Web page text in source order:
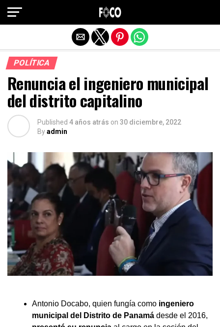
POLÍTICA
Renuncia el ingeniero municipal
del distrito capitalino
Published 4 años atrás on 30 diciembre, 2022
Byadmin
Antonio Docabo, quien fungía como ingeniero
municipal del Distrito de Panamá desde el 2016,
Salir de la versión móvil